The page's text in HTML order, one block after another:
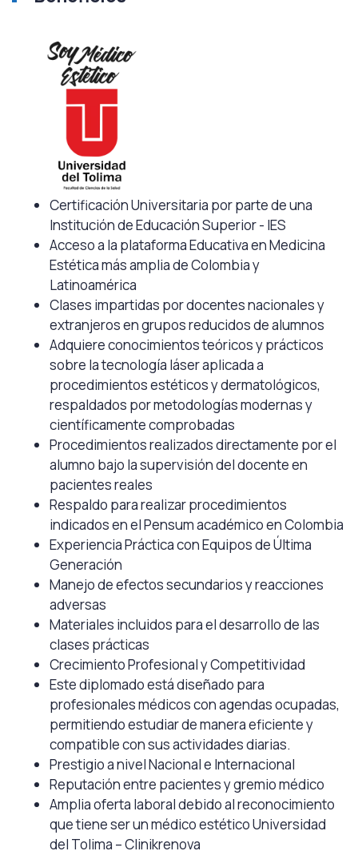
Certificación Universitaria por parte de una
Institución de Educación Superior - IES
Acceso a la plataforma Educativa en Medicina
Estética más amplia de Colombia y
Latinoamérica
Clases impartidas por docentes nacionales y
extranjeros en grupos reducidos de alumnos
Adquiere conocimientos teóricos y prácticos
sobre la tecnología láser aplicada a
procedimientos estéticos y dermatológicos,
respaldados por metodologías modernas y
científicamente comprobadas
Procedimientos realizados directamente por el
alumno bajo la supervisión del docente en
pacientes reales
Respaldo para realizar procedimientos
indicados en el Pensum académico en Colombia
Experiencia Práctica con Equipos de Última
Generación
Manejo de efectos secundarios y reacciones
adversas
Materiales incluidos para el desarrollo de las
clases prácticas
Crecimiento Profesional y Competitividad
Este diplomado está diseñado para
profesionales médicos con agendas ocupadas,
permitiendo estudiar de manera eficiente y
compatible con sus actividades diarias.
Prestigio a nivel Nacional e Internacional
Reputación entre pacientes y gremio médico
Amplia oferta laboral debido al reconocimiento
que tiene ser un médico estético Universidad
del Tolima – Clinikrenova